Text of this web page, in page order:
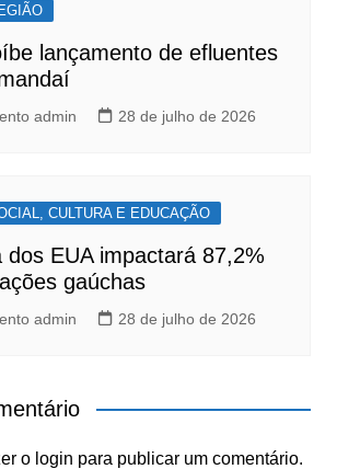
lançamento de efluentes
admin 28 de julho de 2026
CULTURA E EDUCAÇÃO
dos EUA impactará 87,2%
gaúchas
admin 28 de julho de 2026
o login para publicar um comentário.